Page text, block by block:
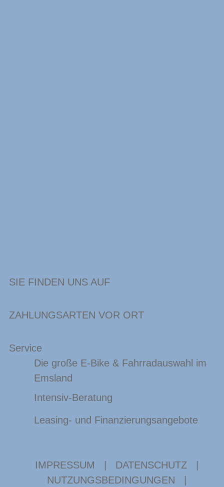
SIE FINDEN UNS AUF
ZAHLUNGSARTEN VOR ORT
Service
Die große E-Bike & Fahrradauswahl im
Emsland
Intensiv-Beratung
Leasing- und Finanzierungsangebote
IMPRESSUM DATENSCHUTZ
NUTZUNGSBEDINGUNGEN